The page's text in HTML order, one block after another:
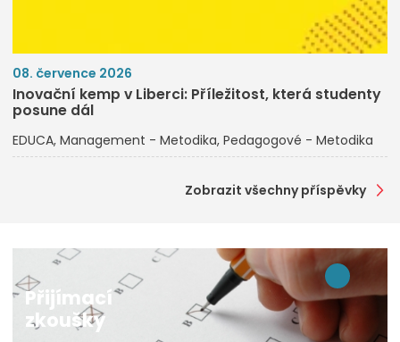
08. července 2026
Inovační kemp v Liberci: Příležitost, která studenty
posune dál
EDUCA Management - Metodika Pedagogové - Metodika
Zobrazit všechny příspěvky
Přijímací
zkoušky